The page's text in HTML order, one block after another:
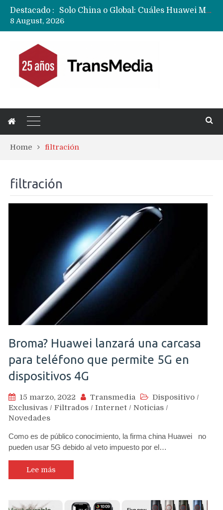
Destacado :
Data Centers de Huawei en Chile, México, Brasil,Perú y Argentina podrían verse afectados por arremetida de EE.UU
8 August, 2026
Home filtración
filtración
Broma? Huawei lanzará una carcasa
para teléfono que permite 5G en
dispositivos 4G
15 marzo, 2022 Transmedia Dispositivo /
Exclusivas / Filtrados / Internet / Noticias /
Novedades
Como es de público conocimiento, la firma china Huawei no
pueden usar 5G debido al veto impuesto por el…
Lee más